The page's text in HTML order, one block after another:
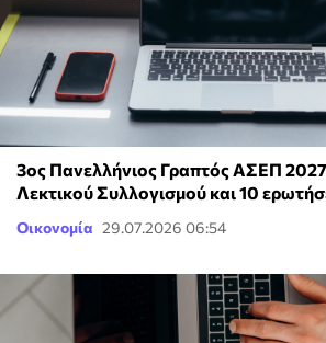
3ος Πανελλήνιος Γραπτός ΑΣΕΠ
Λεκτικού Συλλογισμού και 10
Οικονομία 29.07.2026 06:54